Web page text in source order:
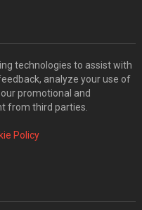
technologies to assist with
analyze your use of
promotional and
from third parties.
Policy